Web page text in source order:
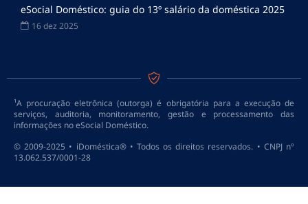
eSocial Doméstico: guia do 13º salário da doméstica 2025
16 dez 2025
¹A procuração eletrônica (outorga) é obrigatória para a execução de
serviços, auditoria, monitoramento, gestão e processamento das
informações no eSocial Doméstico.
© 2009-2025 • iDoméstica® • Todos os direitos reservados. • CNPJ nº
13.062.537/0001-28